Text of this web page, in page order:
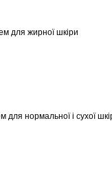
для жирної шкіри
для нормальної і сухої